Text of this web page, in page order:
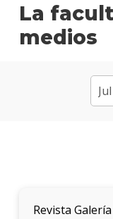
La
medios
Revista Galería